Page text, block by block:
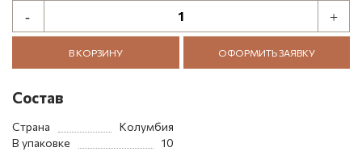
В КОРЗИНУ ОФОРМИТЬ ЗАЯВКУ
Состав
Страна
Колумбия
В упаковке
10